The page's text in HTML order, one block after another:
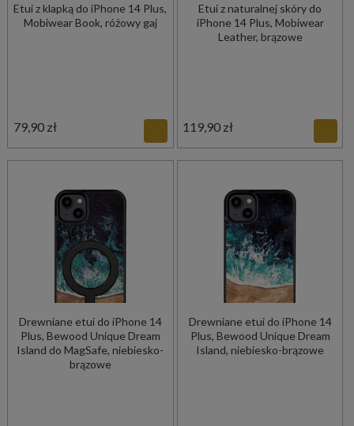
Etui z klapką do iPhone 14 Plus,
Mobiwear Book, różowy gaj
79,90 zł
Etui z naturalnej skóry do
iPhone 14 Plus, Mobiwear
Leather, brązowe
119,90 zł
Drewniane etui do iPhone 14
Plus, Bewood Unique Dream
Island do MagSafe, niebiesko-
brązowe
Drewniane etui do iPhone 14
Plus, Bewood Unique Dream
Island, niebiesko-brązowe